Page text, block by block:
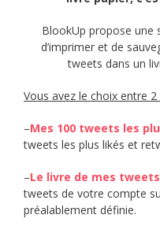
BlookUp propose
d’imprimer et de
tweets dans un
Vous avez le choix entre 2
–Mes 100 tweets les
tweets les plus likés et
–Le livre de mes
tweets de votre compte
préalablement définie.